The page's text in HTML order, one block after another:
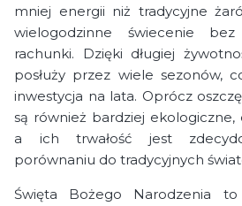
mniej energii niż tradycyjne
wielogodzinne świecenie
rachunki. Dzięki długiej
posłuży przez wiele sezonów,
inwestycja na lata. Oprócz
są również bardziej ekologiczne,
a ich trwałość jest
porównaniu do tradycyjnych
Święta Bożego Narodzenia